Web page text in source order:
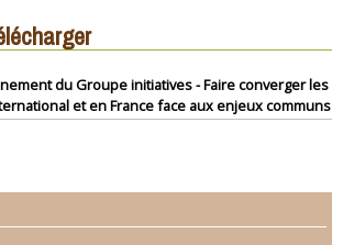
du Groupe initiatives - Faire converger les
et en France face aux enjeux communs